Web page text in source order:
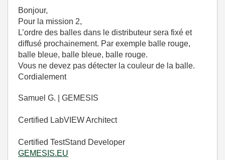
Bonjour,
Pour la mission 2,
L’ordre des balles dans le distributeur sera fixé et
diffusé prochainement. Par exemple balle rouge,
balle bleue, balle bleue, balle rouge.
Vous ne devez pas détecter la couleur de la balle.
Cordialement
Samuel G. | GEMESIS
Certified LabVIEW Architect
Certified TestStand Developer
GEMESIS.EU